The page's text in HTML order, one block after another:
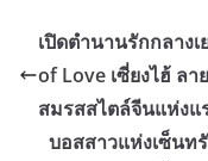
เปิดตำนานรักกลาง
of Love เซี่ยงไฮ้ ล
สมรสสไตล์จีนแห่งแ
บอสสาวแห่งเซ็นท